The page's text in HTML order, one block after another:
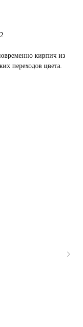
кирпич из
переходов цвета.